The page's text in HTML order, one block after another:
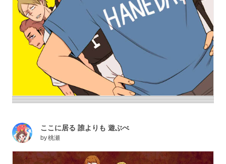
ここに居る 誰よりも 遊ぶべ
by桃瀬